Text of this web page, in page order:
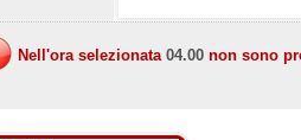
Nell'ora selezionata 04.00 non sono